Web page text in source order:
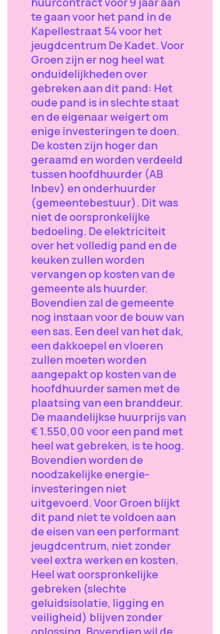
te gaan voor het pand in de
Kapellestraat 54 voor het
jeugdcentrum De Kadet. Voor
Groen zijn er nog heel wat
onduidelijkheden over
gebreken aan dit pand: Het
oude pand is in slechte staat
en de eigenaar weigert om
enige investeringen te doen.
De kosten zijn hoger dan
geraamd en worden verdeeld
tussen hoofdhuurder (AB
Inbev) en onderhuurder
(gemeentebestuur). Dit was
niet de oorspronkelijke
bedoeling. De elektriciteit
over het volledig pand en de
keuken zullen worden
vervangen op kosten van de
gemeente als huurder.
Bovendien zal de gemeente
nog instaan voor de bouw van
een sas. Een deel van het dak,
een dakkoepel en vloeren
zullen moeten worden
aangepakt op kosten van de
hoofdhuurder samen met de
plaatsing van een branddeur.
De maandelijkse huurprijs van
€ 1.550,00 voor een pand met
heel wat gebreken, is te hoog.
Bovendien worden de
noodzakelijke energie-
investeringen niet
uitgevoerd. Voor Groen blijkt
dit pand niet te voldoen aan
de eisen van een performant
jeugdcentrum, niet zonder
veel extra werken en kosten.
Heel wat oorspronkelijke
gebreken (slechte
geluidsisolatie, ligging en
veiligheid) blijven zonder